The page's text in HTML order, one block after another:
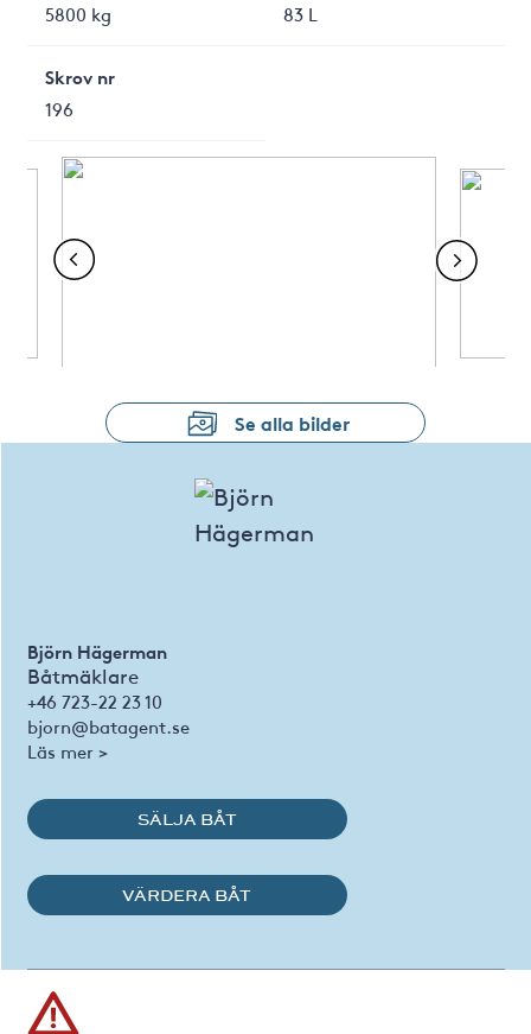
5800 kg
83 L
Skrov nr
196
Se alla bilder
Björn Hägerman
Båtmäklare
+46 723-22 23 10
bjorn@batagent.se
Läs mer >
SÄLJA BÅT
VÄRDERA BÅT